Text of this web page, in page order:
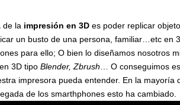
de la impresión en 3D es poder replicar
un busto de una persona, familiar…etc en
para ello; O bien lo diseñamos nosotros
3D tipo Blender, Zbrush… O conseguimos
impresora pueda entender. En la mayoría
de los smarthphones esto ha cambiado.